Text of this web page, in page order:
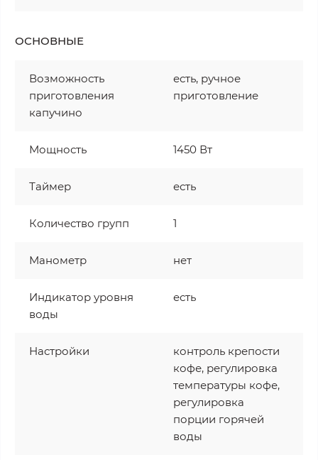
ОСНОВНЫЕ
Возможность
приготовления
капучино
есть, ручное
приготовление
Мощность 1450 Вт
Таймер есть
Количество групп 1
Манометр нет
Индикатор уровня
воды
есть
Настройки
контроль крепости
кофе, регулировка
температуры кофе,
регулировка
порции горячей
воды